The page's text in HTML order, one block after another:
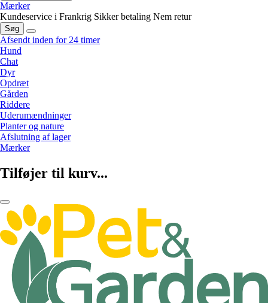
Mærker
Kundeservice i Frankrig Sikker betaling Nem retur
Søg
Afsendt inden for 24 timer
Hund
Chat
Dyr
Opdræt
Gården
Riddere
Uderumændninger
Planter og nature
Afslutning af lager
Mærker
Tilføjer til kurv...